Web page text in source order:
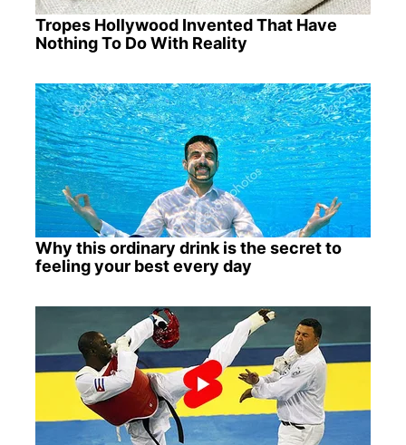
Tropes Hollywood Invented That Have
Nothing To Do With Reality
Why this ordinary drink is the secret to
feeling your best every day